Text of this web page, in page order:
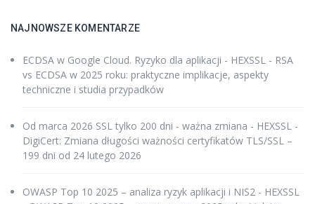
NAJNOWSZE KOMENTARZE
ECDSA w Google Cloud. Ryzyko dla aplikacji - HEXSSL - RSA
vs ECDSA w 2025 roku: praktyczne implikacje, aspekty
techniczne i studia przypadków
Od marca 2026 SSL tylko 200 dni - ważna zmiana - HEXSSL -
DigiCert: Zmiana długości ważności certyfikatów TLS/SSL –
199 dni od 24 lutego 2026
OWASP Top 10 2025 – analiza ryzyk aplikacji i NIS2 - HEXSSL